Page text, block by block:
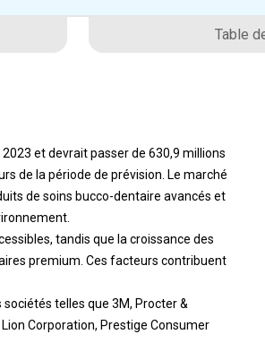
Table
et devrait passer de 630,9 millions
de la période de prévision. Le marché
de soins bucco-dentaire avancés et
tandis que la croissance des
premium. Ces facteurs contribuent
telles que 3M, Procter &
Corporation, Prestige Consumer